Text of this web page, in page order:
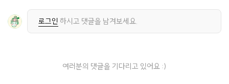
로그인 하시고 댓글을 남겨보세요.
여러분의 댓글을 기다리고 있어요 :)